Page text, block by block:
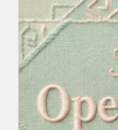
Without
Every tool
creation
moves as
March 20,